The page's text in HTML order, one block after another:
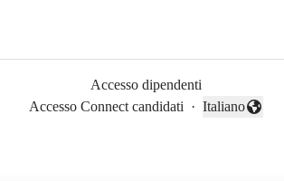
Accesso dipendenti
Accesso Connect candidati ·
Cambia lingua
Italiano